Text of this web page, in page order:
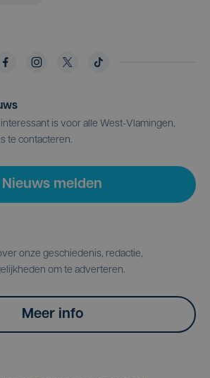
is voor alle West-Vlamingen,
te contacteren.
Nieuws melden
onze geschiedenis, redactie,
om te adverteren.
Meer info